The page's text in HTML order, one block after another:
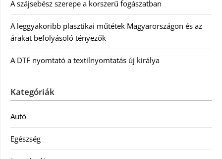
A szájsebész szerepe a korszerű fogászatban
A leggyakoribb plasztikai műtétek Magyarországon és az
árakat befolyásoló tényezők
A DTF nyomtató a textilnyomtatás új királya
Kategóriák
Autó
Egészség